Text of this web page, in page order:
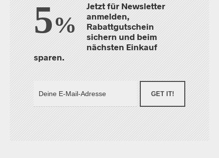
5%
Jetzt für Newsletter
anmelden,
Rabattgutschein
sichern und beim
nächsten Einkauf
sparen.
GET IT!